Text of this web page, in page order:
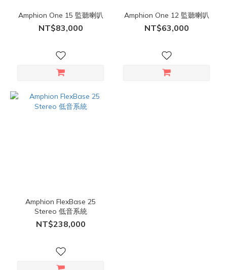
Amphion One 15 監聽喇叭
NT$83,000
Amphion One 12 監聽喇叭
NT$63,000
Amphion FlexBase 25
Stereo 低音系統
NT$238,000